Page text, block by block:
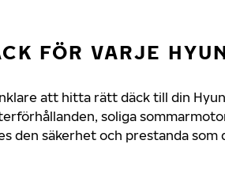
FÖR VARJE
att hitta rätt däck till din
soliga
den säkerhet och prestanda som